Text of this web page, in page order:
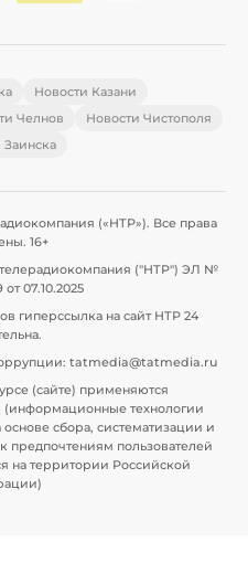
Новости Казани
Челнов
Новости Чистополя
Заинска
(«НТР»). Все права
16+
("НТР") ЭЛ №
07.10.2025
гиперссылка на сайт НТР 24
tatmedia@tatmedia.ru
(сайте) применяются
(информационные технологии
сбора, систематизации и
предпочтениям пользователей
на территории Российской